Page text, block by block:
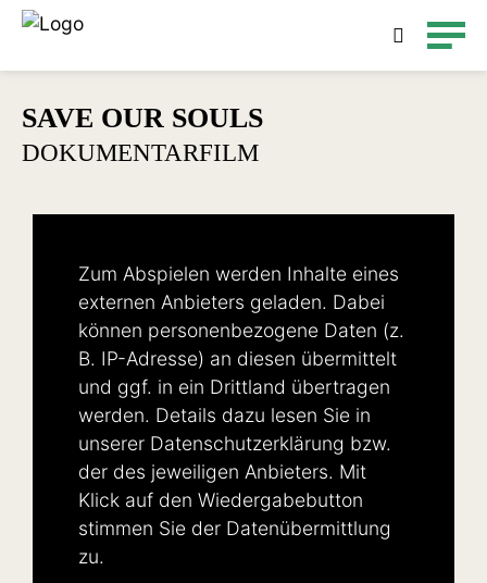
SAVE OUR SOULS
DOKUMENTARFILM
Zum Abspielen werden Inhalte eines
externen Anbieters geladen. Dabei
können personenbezogene Daten (z.
B. IP-Adresse) an diesen übermittelt
und ggf. in ein Drittland übertragen
werden. Details dazu lesen Sie in
unserer Datenschutzerklärung bzw.
der des jeweiligen Anbieters. Mit
Klick auf den Wiedergabebutton
stimmen Sie der Datenübermittlung
zu.